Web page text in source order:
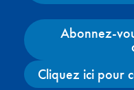
Abonnez-
Cliquez ici pour